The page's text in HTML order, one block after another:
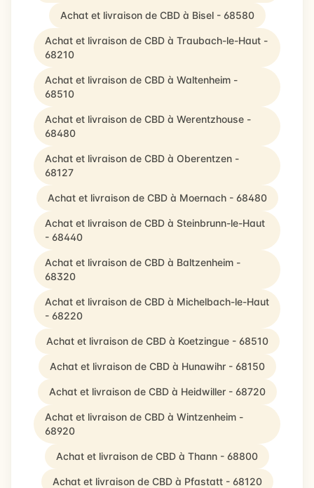
Achat et livraison de CBD à Bisel - 68580
Achat et livraison de CBD à Traubach-le-Haut -
68210
Achat et livraison de CBD à Waltenheim -
68510
Achat et livraison de CBD à Werentzhouse -
68480
Achat et livraison de CBD à Oberentzen -
68127
Achat et livraison de CBD à Moernach - 68480
Achat et livraison de CBD à Steinbrunn-le-Haut
- 68440
Achat et livraison de CBD à Baltzenheim -
68320
Achat et livraison de CBD à Michelbach-le-Haut
- 68220
Achat et livraison de CBD à Koetzingue - 68510
Achat et livraison de CBD à Hunawihr - 68150
Achat et livraison de CBD à Heidwiller - 68720
Achat et livraison de CBD à Wintzenheim -
68920
Achat et livraison de CBD à Thann - 68800
Achat et livraison de CBD à Pfastatt - 68120